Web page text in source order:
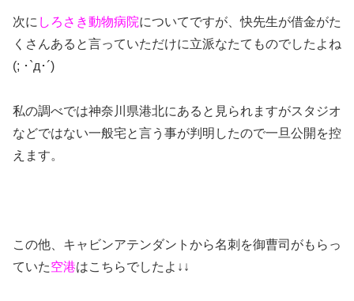
次に しろさき動物病院についてですが、快先生が借金がた
くさんあると言っていただけに立派なたてものでしたよね
(; ･`д･´)
私の調べでは神奈川県港北にあると見られますがスタジオ
などではない一般宅と言う事が判明したので一旦公開を控
えます。
この他、キャビンアテンダントから名刺を御曹司がもらっ
ていた空港はこちらでしたよ↓↓